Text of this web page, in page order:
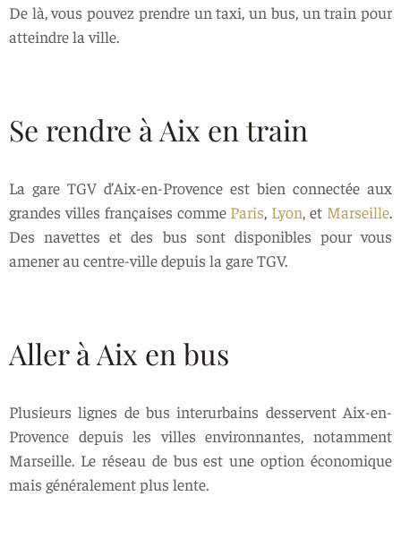
De là, vous pouvez prendre un taxi, un bus, un train pour
atteindre la ville.
Se rendre à Aix en train
La gare TGV d’Aix-en-Provence est bien connectée aux
grandes villes françaises comme Paris, Lyon, et Marseille.
Des navettes et des bus sont disponibles pour vous
amener au centre-ville depuis la gare TGV.
Aller à Aix en bus
Plusieurs lignes de bus interurbains desservent Aix-en-
Provence depuis les villes environnantes, notamment
Marseille. Le réseau de bus est une option économique
mais généralement plus lente.